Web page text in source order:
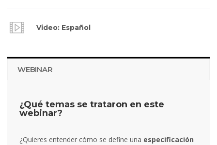
Video: Español
WEBINAR
¿Qué temas se trataron en este
webinar?
¿Quieres entender cómo se define una especificación